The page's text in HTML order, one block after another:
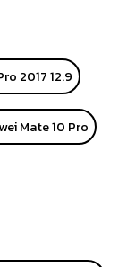
2017 12.9
Mate 10 Pro